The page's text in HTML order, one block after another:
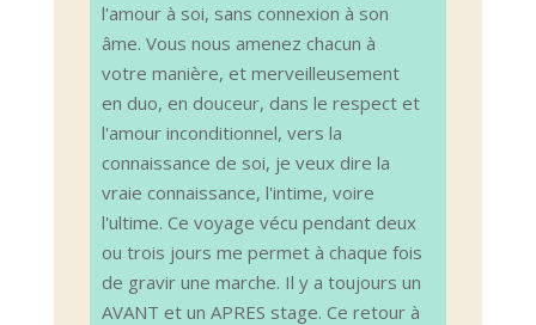
l'amour à soi, sans connexion à son
âme. Vous nous amenez chacun à
votre manière, et merveilleusement
en duo, en douceur, dans le respect et
l'amour inconditionnel, vers la
connaissance de soi, je veux dire la
vraie connaissance, l'intime, voire
l'ultime. Ce voyage vécu pendant deux
ou trois jours me permet à chaque fois
de gravir une marche. Il y a toujours un
AVANT et un APRES stage. Ce retour à